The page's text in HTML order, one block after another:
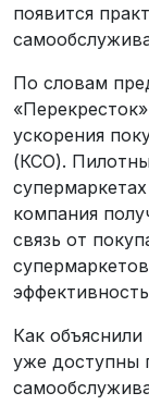
появится
По словам
ускорения
(КСО).
компания
связь от
Как
уже доступны